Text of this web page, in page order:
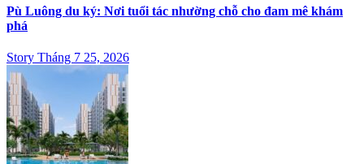
Pù Luông du ký: Nơi tuổi tác nhường chỗ cho đam mê khám
phá
Story Tháng 7 25, 2026